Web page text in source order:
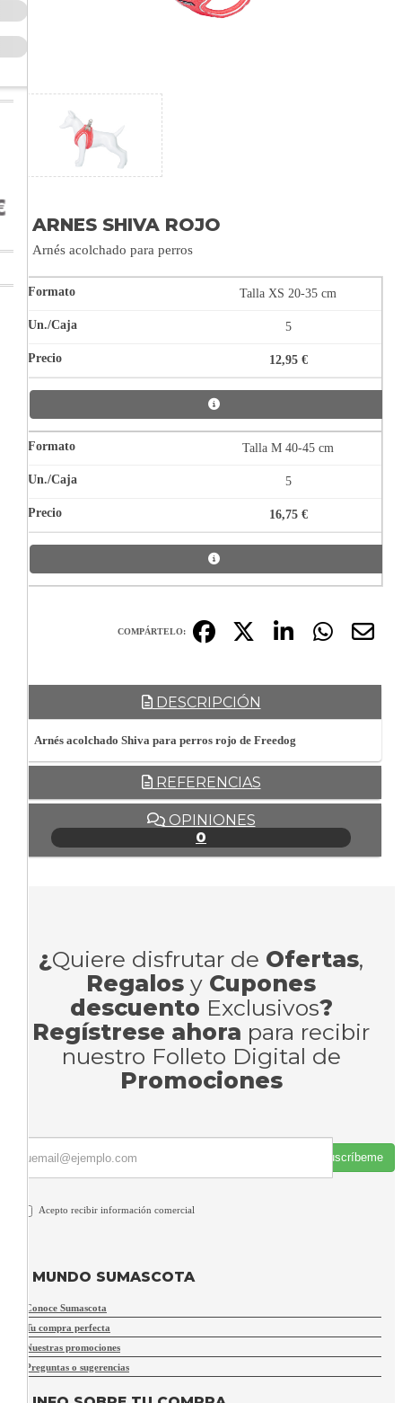
ARNES SHIVA ROJO
Arnés acolchado para perros
Talla XS 20-35 cm
5
12,95 €
Talla M 40-45 cm
5
16,75 €
COMPÁRTELO:
DESCRIPCIÓN
Arnés acolchado Shiva para perros rojo de Freedog
REFERENCIAS
OPINIONES
0
¿Quiere disfrutar de Ofertas,
Regalos y Cupones
descuento Exclusivos?
Regístrese ahora para recibir
nuestro Folleto Digital de
Promociones
Suscríbeme
Acepto recibir información comercial
MUNDO SUMASCOTA
Conoce Sumascota
Tu compra perfecta
Nuestras promociones
Preguntas o sugerencias